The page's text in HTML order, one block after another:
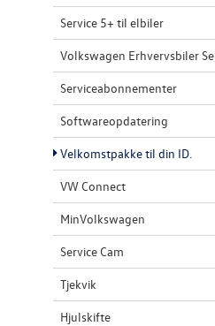
Service 5+ til elbiler
Volkswagen Erhvervsbiler
Serviceabonnementer
Softwareopdatering
Velkomstpakke til din ID.
VW Connect
MinVolkswagen
Service Cam
Tjekvik
Hjulskifte